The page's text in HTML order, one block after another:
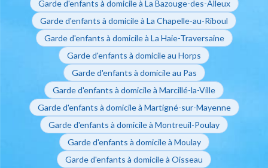
Garde d'enfants à domicile à La Bazouge-des-Alleux
Garde d'enfants à domicile à La Chapelle-au-Riboul
Garde d'enfants à domicile à La Haie-Traversaine
Garde d'enfants à domicile au Horps
Garde d'enfants à domicile au Pas
Garde d'enfants à domicile à Marcillé-la-Ville
Garde d'enfants à domicile à Martigné-sur-Mayenne
Garde d'enfants à domicile à Montreuil-Poulay
Garde d'enfants à domicile à Moulay
Garde d'enfants à domicile à Oisseau